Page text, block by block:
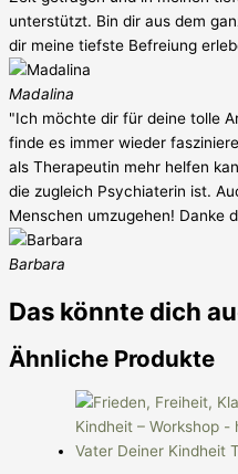
unterstützt. Bin dir aus dem
dir meine tiefste Befreiung
Madalina
"Ich möchte dir für deine tolle
finde es immer wieder
als Therapeutin mehr helfen
die zugleich Psychiaterin ist.
Menschen umzugehen! Danke
Barbara
Das könnte dich
Ähnliche Produkte